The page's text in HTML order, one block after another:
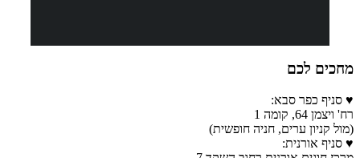
מחכים לכם
♥ סניף כפר סבא:
רח' ויצמן 64, קומה 1
(מול קניון ערים, חניה חופשית)
♥ סניף אורנית: